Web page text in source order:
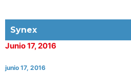
Synex
Junio 17, 2016
junio 17, 2016